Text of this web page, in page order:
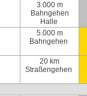
3.000 m
Bahngehen
Halle
5.000 m
Bahngehen
20 km
Straßengehen